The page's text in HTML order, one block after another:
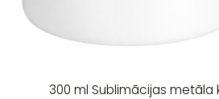
300 ml Sublimācijas metāla